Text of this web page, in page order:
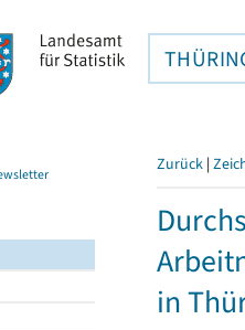
Zurück |
in